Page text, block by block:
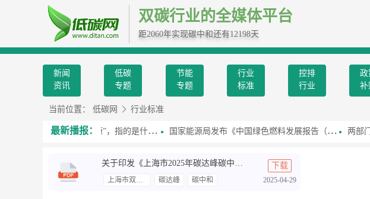
双碳行业的全媒体平台
距2060年实现碳中和还有12198天
新闻
资讯
低碳
专题
节能
专题
行业
标准
控排
行业
政
补
当前位置： 低碳网 行业标准
最新播报：
总书记提到的“第五能源”，指的是什么？ 国家能源局发布《中国绿色燃料发展报告（2026）》 两部门
关于印发《上海市2025年碳达峰碳中和及节能减排重点工作安排》的通知
上海市双碳政策 碳达峰 碳中和
下载
2025-04-29